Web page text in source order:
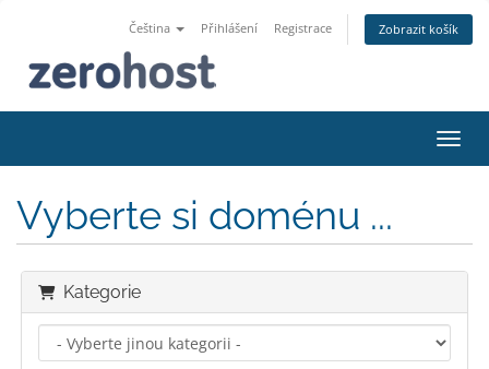
Čeština Přihlášení Registrace Zobrazit košík
Vyberte si doménu ...
Kategorie